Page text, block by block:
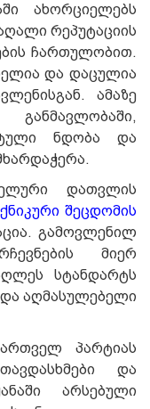
ახორციელებს
რეპუტაციის
ჩართულობით.
და დაცულია
ამაზე
ნდობა და
დათვლის
შეცდომის
გამოვლენილ
მიერ
სტანდარტს
აღმასულებელი
პარტიას
და
არსებული